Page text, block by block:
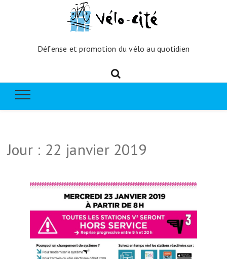
Défense et promotion du vélo au quotidien
Jour : 22 janvier 2019